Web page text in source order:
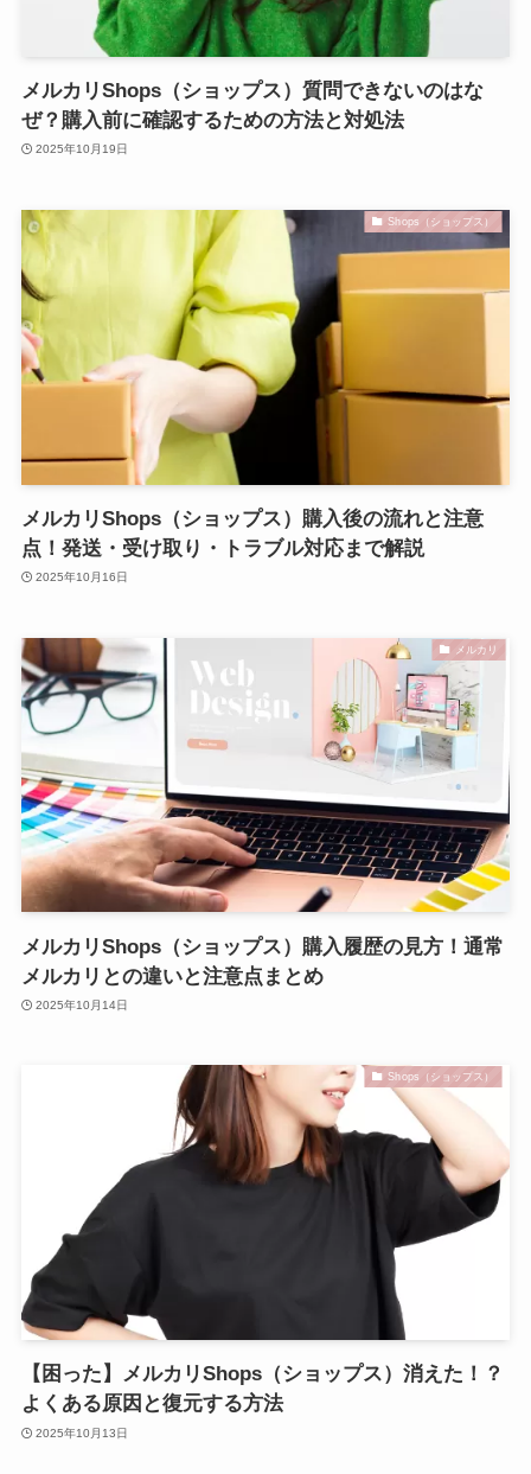
メルカリShops（ショップス）質問できないのはな
ぜ？購入前に確認するための方法と対処法
2025年10月19日
Shops（ショップス）
メルカリShops（ショップス）購入後の流れと注意
点！発送・受け取り・トラブル対応まで解説
2025年10月16日
メルカリ
メルカリShops（ショップス）購入履歴の見方！通常
メルカリとの違いと注意点まとめ
2025年10月14日
Shops（ショップス）
【困った】メルカリShops（ショップス）消えた！？
よくある原因と復元する方法
2025年10月13日